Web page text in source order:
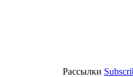
Рассылки